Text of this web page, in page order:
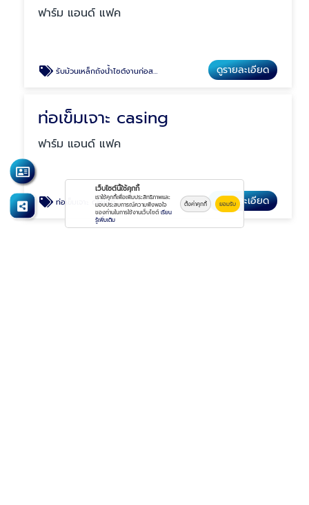
ฟาร์ม แอนด์ แฟค
รับม้วนเหล็กถังน้ำไซต์งานก่อสร้าง ดูรายละเอียด
ท่อเข็มเจาะ casing
ฟาร์ม แอนด์ แฟค
ท่อเข็มเจาะ casing ดูรายละเอียด
เว็บไซต์นี้ใช้คุกกี้
เราใช้คุกกี้เพื่อเพิ่มประสิทธิภาพและ
มอบประสบการณ์ความพึงพอใจ
ของท่านในการใช้งานเว็บไซต์ เรียน
รู้เพิ่มเติม
ตั้งค่าคุกกี้ ยอมรับ